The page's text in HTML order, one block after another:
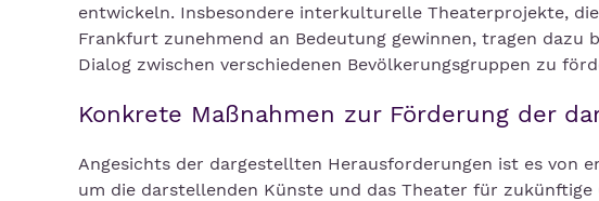
entwickeln. Insbesondere interkulturelle Theaterprojekte,
Frankfurt zunehmend an Bedeutung gewinnen, tragen dazu
Dialog zwischen verschiedenen Bevölkerungsgruppen zu
Konkrete Maßnahmen zur Förderung der
Angesichts der dargestellten Herausforderungen ist es von
um die darstellenden Künste und das Theater für zukünftige